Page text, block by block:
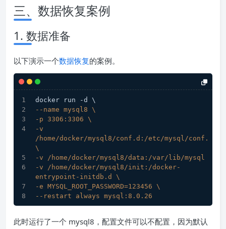
三、数据恢复案例
1. 数据准备
以下演示一个数据恢复的案例。
docker run -d \
--name mysql8 \
-p 3306:3306 \
-v
/home/docker/mysql8/conf.d:/etc/mysql/conf.d
\
-v /home/docker/mysql8/data:/var/lib/mysql \
-v /home/docker/mysql8/init:/docker-
entrypoint-initdb.d \
-e MYSQL_ROOT_PASSWORD=123456 \
--restart always mysql:8.0.26
此时运行了一个 mysql8，配置文件可以不配置，因为默认